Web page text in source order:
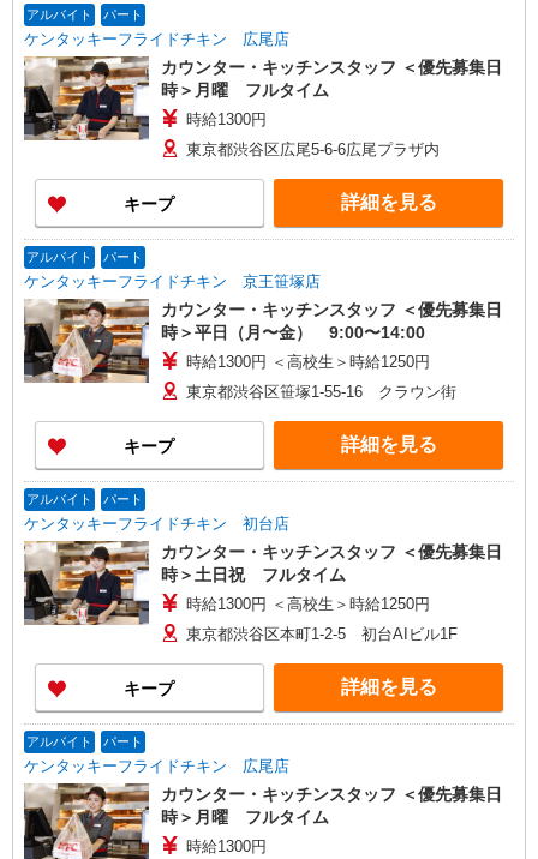
アルバイト パート
ケンタッキーフライドチキン 広尾店
カウンター・キッチンスタッフ ＜優先募集日
時＞月曜 フルタイム
時給1300円
東京都渋谷区広尾5-6-6広尾プラザ内
キープ 詳細を見る
アルバイト パート
ケンタッキーフライドチキン 京王笹塚店
カウンター・キッチンスタッフ ＜優先募集日
時＞平日（月〜金） 9:00〜14:00
時給1300円 ＜高校生＞時給1250円
東京都渋谷区笹塚1-55-16 クラウン街
キープ 詳細を見る
アルバイト パート
ケンタッキーフライドチキン 初台店
カウンター・キッチンスタッフ ＜優先募集日
時＞土日祝 フルタイム
時給1300円 ＜高校生＞時給1250円
東京都渋谷区本町1-2-5 初台AIビル1F
キープ 詳細を見る
アルバイト パート
ケンタッキーフライドチキン 広尾店
カウンター・キッチンスタッフ ＜優先募集日
時＞月曜 フルタイム
時給1300円